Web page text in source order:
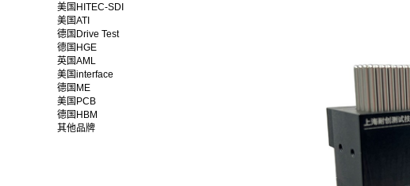
美国HITEC-SDI
美国ATI
德国Drive Test
德国HGE
英国AML
美国interface
德国ME
美国PCB
德国HBM
其他品牌